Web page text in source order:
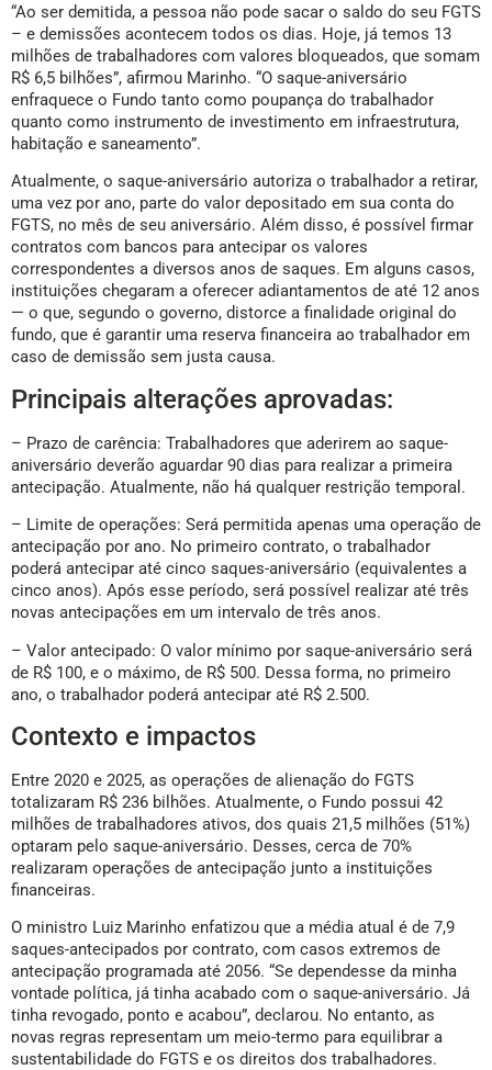
Marinho, classificou o saque-aniversário como uma “armadilha”
para os trabalhadores e destacou que o governo já
desbloqueou, no início deste ano, aproximadamente R$ 12
bilhões para 12 milhões de contas do FGTS. Ele defende desde
o início do governo Lula o fim do saque-aniversário, mas a
extinção da modalidade depende de aprovação do Congresso
Nacional.
“Ao ser demitida, a pessoa não pode sacar o saldo do seu FGTS
– e demissões acontecem todos os dias. Hoje, já temos 13
milhões de trabalhadores com valores bloqueados, que somam
R$ 6,5 bilhões”, afirmou Marinho. “O saque-aniversário
enfraquece o Fundo tanto como poupança do trabalhador
quanto como instrumento de investimento em infraestrutura,
habitação e saneamento”.
Atualmente, o saque-aniversário autoriza o trabalhador a retirar,
uma vez por ano, parte do valor depositado em sua conta do
FGTS, no mês de seu aniversário. Além disso, é possível firmar
contratos com bancos para antecipar os valores
correspondentes a diversos anos de saques. Em alguns casos,
instituições chegaram a oferecer adiantamentos de até 12 anos
— o que, segundo o governo, distorce a finalidade original do
caso de demissão sem justa causa.
Principais alterações aprovadas:
– Prazo de carência: Trabalhadores que aderirem ao saque-
antecipação. Atualmente, não há qualquer restrição temporal.
– Limite de operações: Será permitida apenas uma operação de
poderá antecipar até cinco saques-aniversário (equivalentes a
novas antecipações em um intervalo de três anos.
– Valor antecipado: O valor mínimo por saque-aniversário será
de R$ 100, e o máximo, de R$ 500. Dessa forma, no primeiro
ano, o trabalhador poderá antecipar até R$ 2.500.
Contexto e impactos
Entre 2020 e 2025, as operações de alienação do FGTS
totalizaram R$ 236 bilhões. Atualmente, o Fundo possui 42
milhões de trabalhadores ativos, dos quais 21,5 milhões (51%)
optaram pelo saque-aniversário. Desses, cerca de 70%
realizaram operações de antecipação junto a instituições
financeiras.